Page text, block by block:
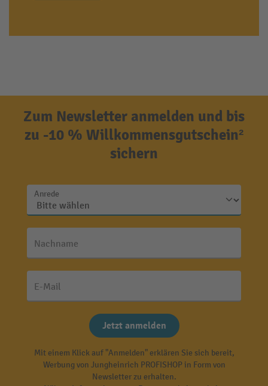
Zum Newsletter anmelden und bis
zu -10 % Willkommensgutschein²
sichern
Anrede
Nachname
E-Mail
Jetzt anmelden
Mit einem Klick auf "Anmelden" erklären Sie sich bereit,
Werbung von Jungheinrich PROFISHOP in Form von
Newsletter zu erhalten.